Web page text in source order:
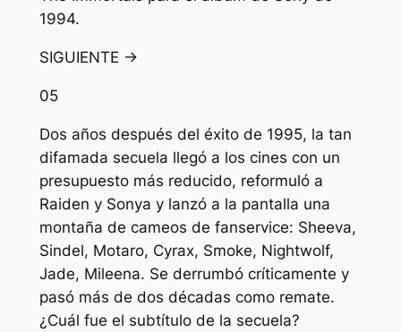
1994.
SIGUIENTE →
05
Dos años después del éxito de 1995, la tan
difamada secuela llegó a los cines con un
presupuesto más reducido, reformuló a
Raiden y Sonya y lanzó a la pantalla una
montaña de cameos de fanservice: Sheeva,
Sindel, Motaro, Cyrax, Smoke, Nightwolf,
Jade, Mileena. Se derrumbó críticamente y
pasó más de dos décadas como remate.
¿Cuál fue el subtítulo de la secuela?